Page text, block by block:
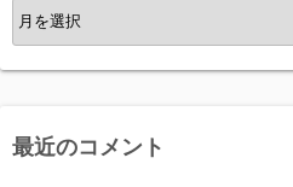
ア
ー
カ
ブ
最近のコメント